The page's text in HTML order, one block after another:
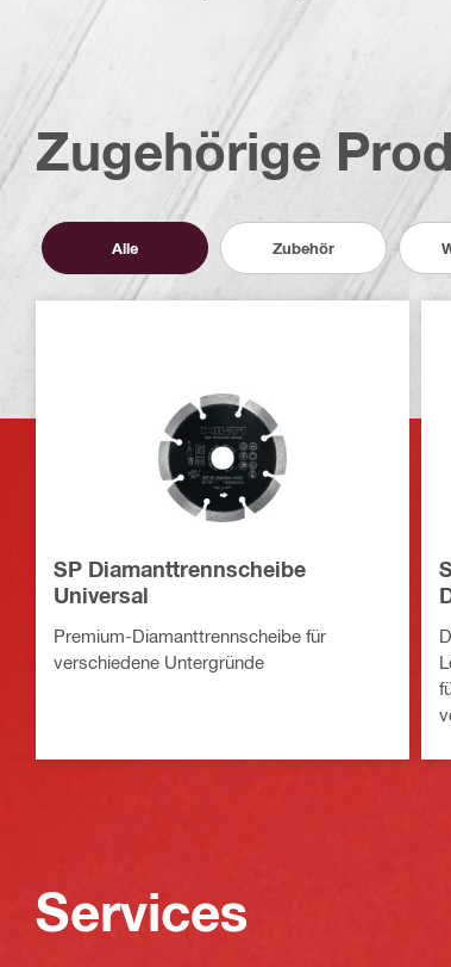
Zugehörige
Alle Zubehör
SP Diamanttrennscheibe
Universal
Premium-Diamanttrennscheibe für
verschiedene Untergründe
Services